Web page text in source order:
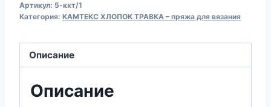
для
КАМТЕКС
"ХЛОПОК
(№5)
Артикул: 5-кхт/1
Категория: КАМТЕКС ХЛОПОК ТРАВКА – пряжа для вязания
Описание
Описание